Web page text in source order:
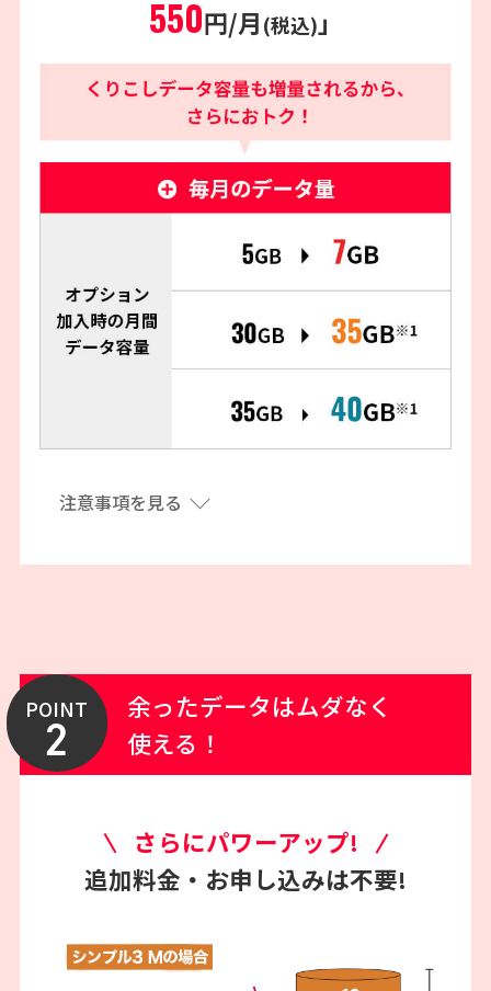
550円/月(税込) 」
注意事項を見る
POINT
2
余ったデータはムダなく
使える！
さらにパワーアップ!
追加料金・お申し込みは不要!